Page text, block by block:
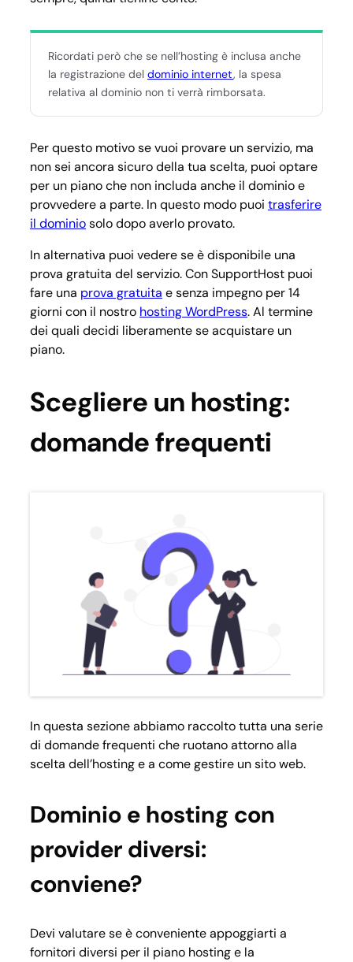
Ricordati però che se nell’hosting è inclusa anche
la registrazione del dominio internet, la spesa
relativa al dominio non ti verrà rimborsata.
Per questo motivo se vuoi provare un servizio, ma
non sei ancora sicuro della tua scelta, puoi optare
per un piano che non includa anche il dominio e
provvedere a parte. In questo modo puoi trasferire
il dominiosolo dopo averlo provato.
In alternativa puoi vedere se è disponibile una
prova gratuita del servizio. Con SupportHost puoi
fare una prova gratuita e senza impegno per 14
giorni con il nostro hosting WordPress. Al termine
dei quali decidi liberamente se acquistare un
piano.
Scegliere un hosting:
domande frequenti
In questa sezione abbiamo raccolto tutta una serie
di domande frequenti che ruotano attorno alla
scelta dell’hosting e a come gestire un sito web.
Dominio e hosting con
provider diversi:
conviene?
Devi valutare se è conveniente appoggiarti a
fornitori diversi per il piano hosting e la